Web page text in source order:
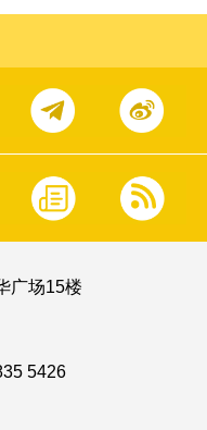
广场15楼
5426